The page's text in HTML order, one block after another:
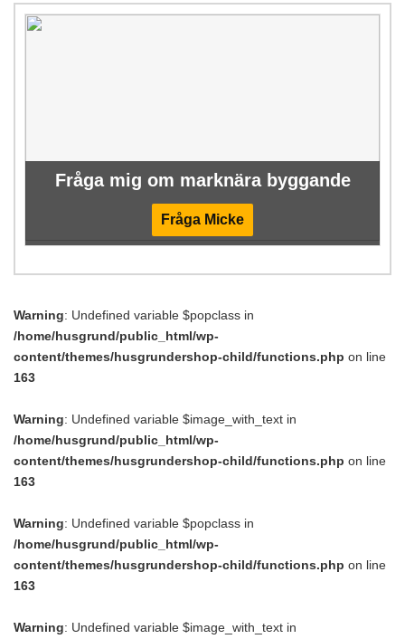
Fråga mig om marknära byggande
Fråga Micke
Warning: Undefined variable $popclass in
/home/husgrund/public_html/wp-
content/themes/husgrundershop-child/functions.php on line
163
Warning: Undefined variable $image_with_text in
/home/husgrund/public_html/wp-
content/themes/husgrundershop-child/functions.php on line
163
Warning: Undefined variable $popclass in
/home/husgrund/public_html/wp-
content/themes/husgrundershop-child/functions.php on line
163
Warning: Undefined variable $image_with_text in